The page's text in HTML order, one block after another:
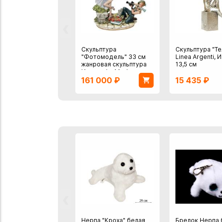
Скульптура
"Фотомодель" 33 см
жанровая скульптура
Италия, La Medea
фарфор
161 000 ₽
Скульптура
Linea Argenti,
13,5 см
15 435 ₽
Нерпа "Кроха" белая Брелок Нерпа